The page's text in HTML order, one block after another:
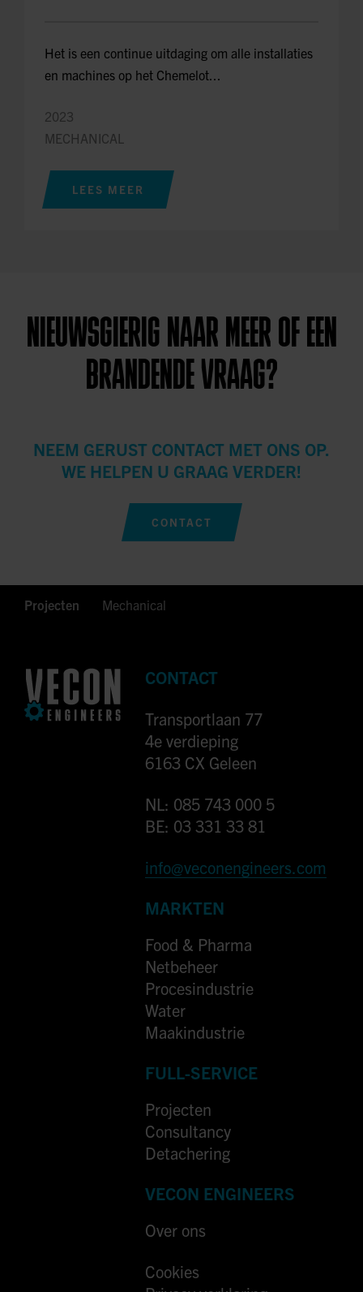
Het is een continue uitdaging om alle installaties
en machines op het Chemelot...
2023
MECHANICAL
LEES MEER
NIEUWSGIERIG NAAR MEER OF EEN
BRANDENDE VRAAG?
NEEM GERUST CONTACT MET ONS OP.
WE HELPEN U GRAAG VERDER!
CONTACT
Projecten Mechanical
CONTACT
Transportlaan 77
4e verdieping
6163 CX Geleen
NL: 085 743 000 5
BE: 03 331 33 81
info@veconengineers.com
MARKTEN
Food & Pharma
Netbeheer
Procesindustrie
Water
Maakindustrie
FULL-SERVICE
Projecten
Consultancy
Detachering
VECON ENGINEERS
Over ons
Cookies